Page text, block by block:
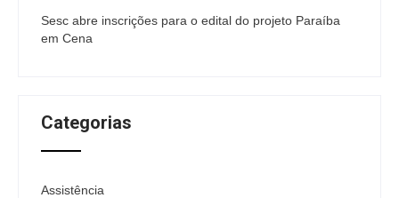
Sesc abre inscrições para o edital do projeto Paraíba
em Cena
Categorias
Assistência